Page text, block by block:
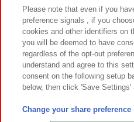
カスタマーハラスメント対応方針
©Bandai Namco
©Bandai Namco
Please note that even if you
preference signals , if you
cookies and other identifiers on
you will be deemed to have
regardless of the opt-out
understand and agree to this
consent on the following setup
below, then click 'Save Settings'
Change your share preference